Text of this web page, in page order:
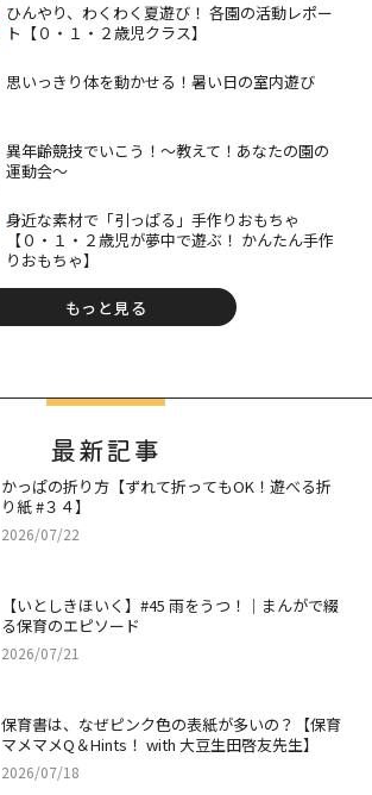
ひんやり、わくわく夏遊び！ 各園の活動レポー
ト【０・１・２歳児クラス】
思いっきり体を動かせる！暑い日の室内遊び
異年齢競技でいこう！～教えて！あなたの園の
運動会～
身近な素材で「引っぱる」手作りおもちゃ
【０・１・２歳児が夢中で遊ぶ！ かんたん手作
りおもちゃ】
もっと見る
最新記事
かっぱの折り方【ずれて折ってもOK！遊べる折
り紙 #３４】
2026/07/22
【いとしきほいく】#45 雨をうつ！｜まんがで綴
る保育のエピソード
2026/07/21
保育書は、なぜピンク色の表紙が多いの？【保育
マメマメQ＆Hints！ with 大豆生田啓友先生】
2026/07/18